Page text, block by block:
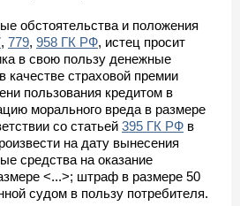
обстоятельства и положения
, 779, 958 ГК РФ, истец просит
в свою пользу денежные
качестве страховой премии
пользования кредитом в
морального вреда в размере
со статьей 395 ГК РФ в
на дату вынесения
средства на оказание
<...>; штраф в размере 50
судом в пользу потребителя.